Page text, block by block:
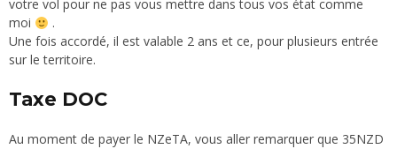
votre vol pour ne pas vous mettre dans tous vos état comme
moi
.
Une fois accordé, il est valable 2 ans et ce, pour plusieurs entrée
sur le territoire.
Taxe DOC
Au moment de payer le NZeTA, vous aller remarquer que 35NZD